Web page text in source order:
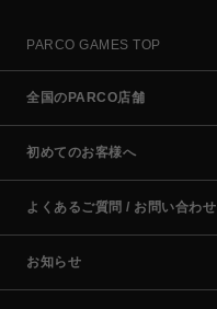
PARCO GAMES TOP
全国のPARCO店舗
初めてのお客様へ
よくあるご質問 / お問い合わせ
お知らせ